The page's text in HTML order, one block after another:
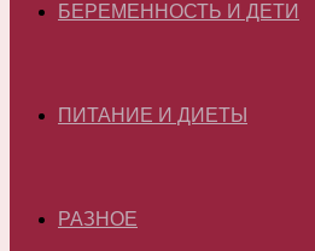
БЕРЕМЕННОСТЬ И ДЕТИ
ПИТАНИЕ И ДИЕТЫ
РАЗНОЕ